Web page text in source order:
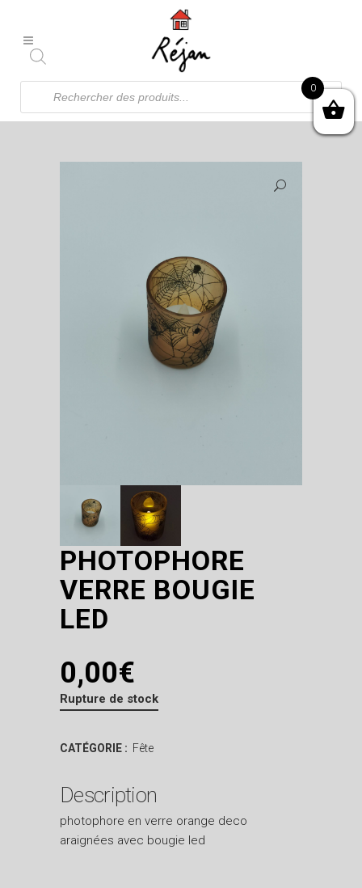
Recherche
produits
PHOTOPHORE
VERRE BOUGIE
LED
0,00€
Rupture de stock
CATÉGORIE : Fête
Description
photophore en verre orange deco
araignées avec bougie led
0